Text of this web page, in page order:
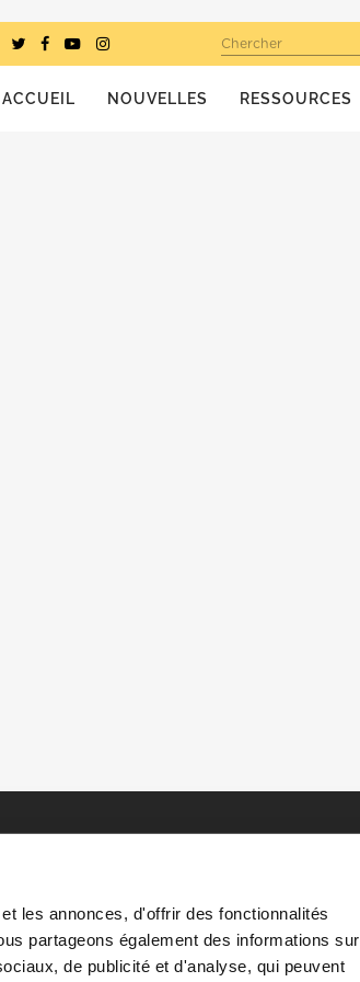
les annonces, d'offrir des fonctionnalités
partageons également des informations sur
de publicité et d'analyse, qui peuvent
Chercher
ACCUEIL NOUVELLES RESSOURCES
RESSOURCES